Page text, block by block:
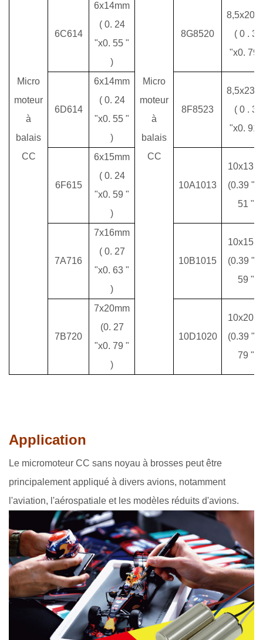
Micro
moteur
à
balais
CC
Micro
moteur
à
balais
CC
6C614
6x14mm
( 0. 24
"x0. 55 "
)
8G8520
( 0 . 33
"x0. 79
6D614
6x14mm
( 0. 24
"x0. 55 "
)
8F8523
( 0 . 33
"x0. 91
6F615
6x15mm
( 0. 24
"x0. 59 "
)
10A1013
(0.39 "
51 "
7A716
7x16mm
( 0. 27
"x0. 63 "
)
10B1015
(0.39 "
59 "
7B720
7x20mm
(0. 27
"x0. 79 "
)
10D1020
(0.39 "
79 "
Application
Le micromoteur CC sans noyau à brosses peut être
principalement appliqué à divers avions, notamment
l'aviation, l'aérospatiale et les modèles réduits d'avions.